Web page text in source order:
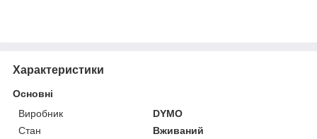
Характеристики
Основні
Виробник
DYMO
Стан
Вживаний